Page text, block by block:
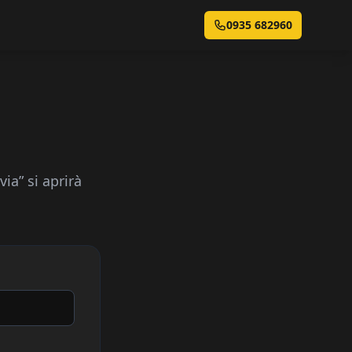
0935 682960
si aprirà